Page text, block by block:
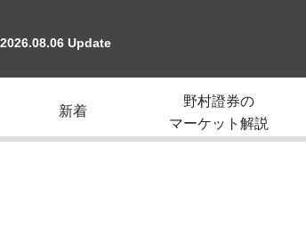
2026.08.06 Update
新着
野村證券の
マーケット解説